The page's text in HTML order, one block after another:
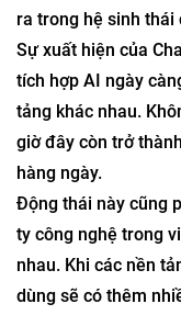
ra trong hệ sinh thái
Sự xuất hiện của
tích hợp AI ngày
tảng khác nhau.
giờ đây còn trở
hàng ngày.
Động thái này cũng
ty công nghệ trong
nhau. Khi các nền
dùng sẽ có thêm